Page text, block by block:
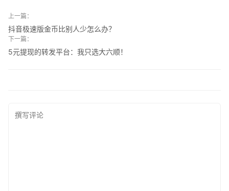
上一篇：
抖音极速版金币比别人少怎么办？
下一篇：
5元提现的转发平台：我只选大六顺！